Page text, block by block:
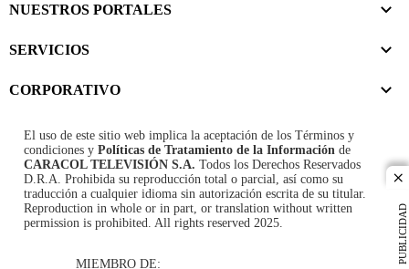
PUBLICIDAD
NUESTROS PORTALES
SERVICIOS
CORPORATIVO
El uso de este sitio web implica la aceptación de los Términos y
condiciones y Políticas de Tratamiento de la Información de
CARACOL TELEVISIÓN S.A. Todos los Derechos Reservados
D.R.A. Prohibida su reproducción total o parcial, así como su
traducción a cualquier idioma sin autorización escrita de su titular.
Reproduction in whole or in part, or translation without written
permission is prohibited. All rights reserved 2025.
MIEMBRO DE: